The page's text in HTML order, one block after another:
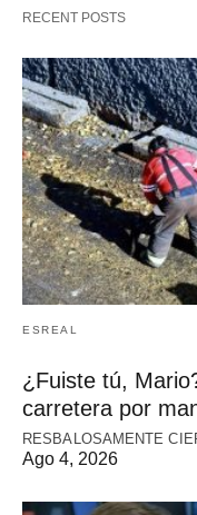
RECENT POSTS
ESREAL
¿Fuiste tú,
carretera por
RESBALOSAMENTE
Ago 4, 2026